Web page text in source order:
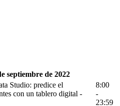
septiembre de 2022
Studio: predice el
con un tablero digital -
8:00
-
23:59